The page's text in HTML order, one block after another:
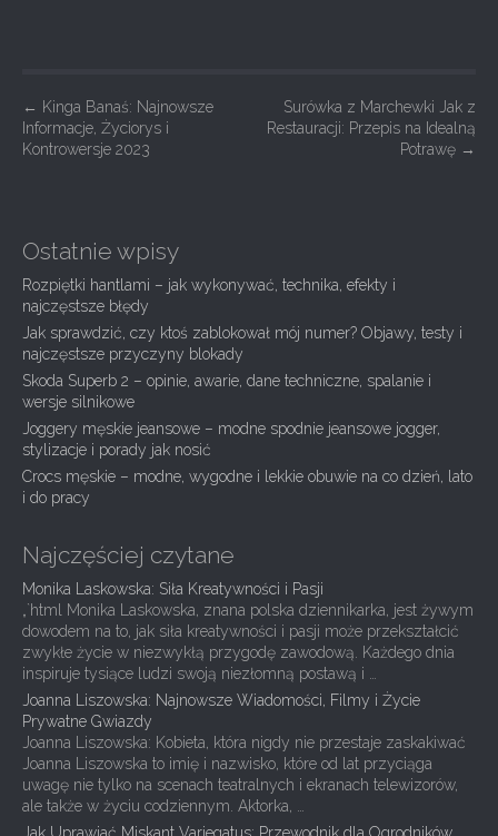
P
o
n
a
v
i
g
a
t
i
o
← Kinga Banaś: Najnowsze
Informacje, Życiorys i
Kontrowersje 2023
Surówka z Marchewki Jak z
Restauracji: Przepis na Idealną
Potrawę →
Ostatnie wpisy
Rozpiętki hantlami – jak wykonywać, technika, efekty i
najczęstsze błędy
Jak sprawdzić, czy ktoś zablokował mój numer? Objawy, testy i
najczęstsze przyczyny blokady
Skoda Superb 2 – opinie, awarie, dane techniczne, spalanie i
wersje silnikowe
Joggery męskie jeansowe – modne spodnie jeansowe jogger,
stylizacje i porady jak nosić
Crocs męskie – modne, wygodne i lekkie obuwie na co dzień, lato
i do pracy
Najczęściej czytane
Monika Laskowska: Siła Kreatywności i Pasji
„`html Monika Laskowska, znana polska dziennikarka, jest żywym
dowodem na to, jak siła kreatywności i pasji może przekształcić
zwykłe życie w niezwykłą przygodę zawodową. Każdego dnia
inspiruje tysiące ludzi swoją niezłomną postawą i …
Joanna Liszowska: Najnowsze Wiadomości, Filmy i Życie
Prywatne Gwiazdy
Joanna Liszowska: Kobieta, która nigdy nie przestaje zaskakiwać
Joanna Liszowska to imię i nazwisko, które od lat przyciąga
uwagę nie tylko na scenach teatralnych i ekranach telewizorów,
ale także w życiu codziennym. Aktorka, …